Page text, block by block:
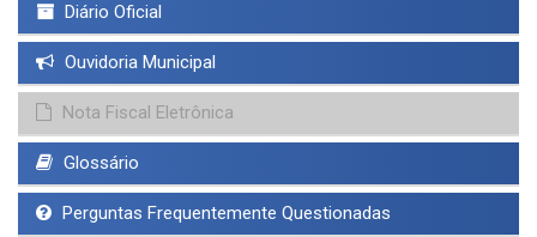
Diário Oficial
Ouvidoria Municipal
Nota Fiscal Eletrônica
Glossário
Perguntas Frequentemente Questionadas